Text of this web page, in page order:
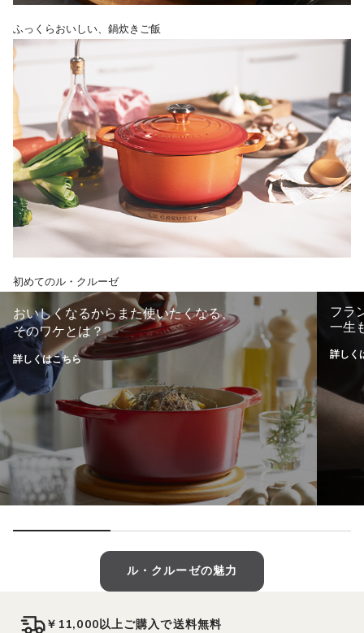
ふっくらおいしい、鍋炊きご飯
初めてのル・クルーゼ
おいしくなるからまた使いたくなる、
そのワケとは？
詳しくはこちら
フラ
一生
詳しく
ル・クルーゼの魅力
￥11,000以上ご購入で送料無料